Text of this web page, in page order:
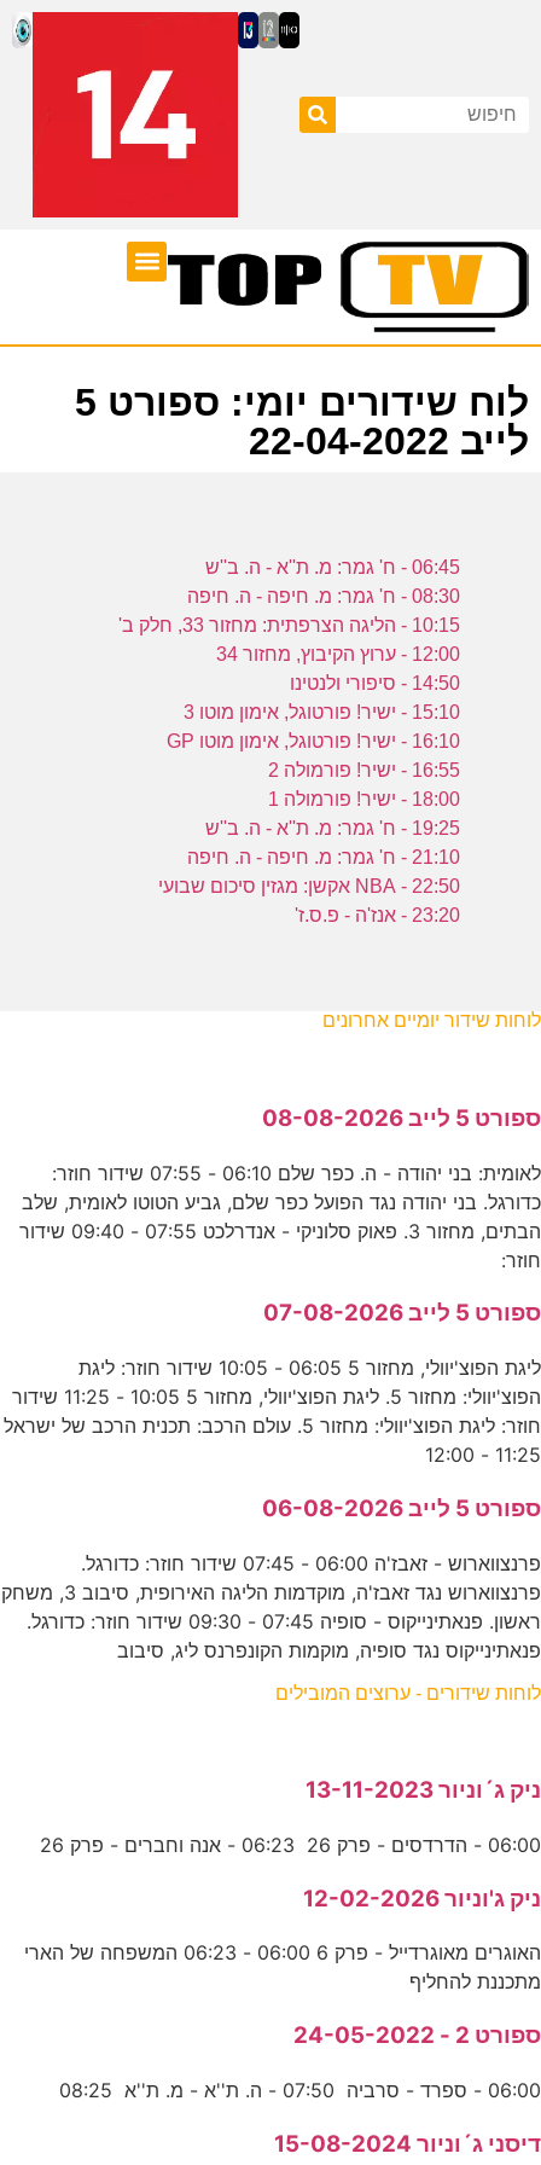
לוח שידורים יומי: ספורט 5
לייב 22-04-2022
06:45 - ח' גמר: מ. ת''א - ה. ב''ש
08:30 - ח' גמר: מ. חיפה - ה. חיפה
10:15 - הליגה הצרפתית: מחזור 33, חלק ב'
12:00 - ערוץ הקיבוץ, מחזור 34
14:50 - סיפורי ולנטינו
15:10 - ישיר! פורטוגל, אימון מוטו 3
16:10 - ישיר! פורטוגל, אימון מוטו GP
16:55 - ישיר! פורמולה 2
18:00 - ישיר! פורמולה 1
19:25 - ח' גמר: מ. ת''א - ה. ב''ש
21:10 - ח' גמר: מ. חיפה - ה. חיפה
22:50 - NBA אקשן: מגזין סיכום שבועי
23:20 - אנז'ה - פ.ס.ז'
לוחות שידור יומיים אחרונים
ספורט 5 לייב 08-08-2026
לאומית: בני יהודה - ה. כפר שלם 06:10 - 07:55 שידור חוזר:
כדורגל. בני יהודה נגד הפועל כפר שלם, גביע הטוטו לאומית, שלב
הבתים, מחזור 3. פאוק סלוניקי - אנדרלכט 07:55 - 09:40 שידור
חוזר:
ספורט 5 לייב 07-08-2026
ליגת הפוצ'יוולי, מחזור 5 06:05 - 10:05 שידור חוזר: ליגת
הפוצ'יוולי: מחזור 5. ליגת הפוצ'יוולי, מחזור 5 10:05 - 11:25 שידור
חוזר: ליגת הפוצ'יוולי: מחזור 5. עולם הרכב: תכנית הרכב של ישראל
11:25 - 12:00
ספורט 5 לייב 06-08-2026
פרנצווארוש - זאבז'ה 06:00 - 07:45 שידור חוזר: כדורגל.
פרנצווארוש נגד זאבז'ה, מוקדמות הליגה האירופית, סיבוב 3, משחק
ראשון. פנאתינייקוס - סופיה 07:45 - 09:30 שידור חוזר: כדורגל.
פנאתינייקוס נגד סופיה, מוקמות הקונפרנס ליג, סיבוב
לוחות שידורים - ערוצים המובילים
ניק ג´וניור 13-11-2023
06:00 - הדרדסים - פרק 26 06:23 - אנה וחברים - פרק 26
ניק ג'וניור 12-02-2026
האוגרים מאוגרדייל - פרק 6 06:00 - 06:23 המשפחה של הארי
מתכננת להחליף
ספורט 2 - 24-05-2022
06:00 - ספרד - סרביה 07:50 - ה. ת''א - מ. ת''א 08:25
דיסני ג´וניור 15-08-2024